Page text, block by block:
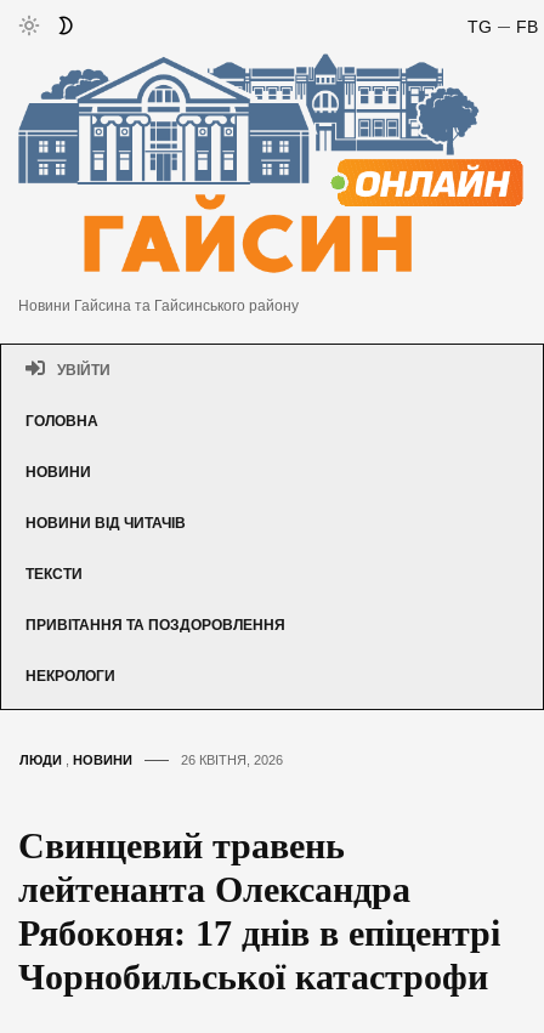
FB
TG
Новини Гайсина та Гайсинського району
УВІЙТИ
ГОЛОВНА
НОВИНИ
НОВИНИ ВІД ЧИТАЧІВ
ТЕКСТИ
ПРИВІТАННЯ ТА ПОЗДОРОВЛЕННЯ
НЕКРОЛОГИ
ЛЮДИ НОВИНИ 26 КВІТНЯ, 2026
Свинцевий травень
лейтенанта Олександра
Рябоконя: 17 днів в епіцентрі
Чорнобильської катастрофи